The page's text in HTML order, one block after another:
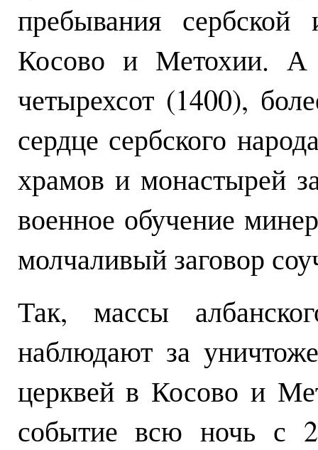
пребывания
Косово и Метохии. А
четырехсот (1400),
сердце сербского
храмов и монастырей
военное обучение
молчаливый заговор
Так, массы
наблюдают за
церквей в Косово и
событие всю ночь с